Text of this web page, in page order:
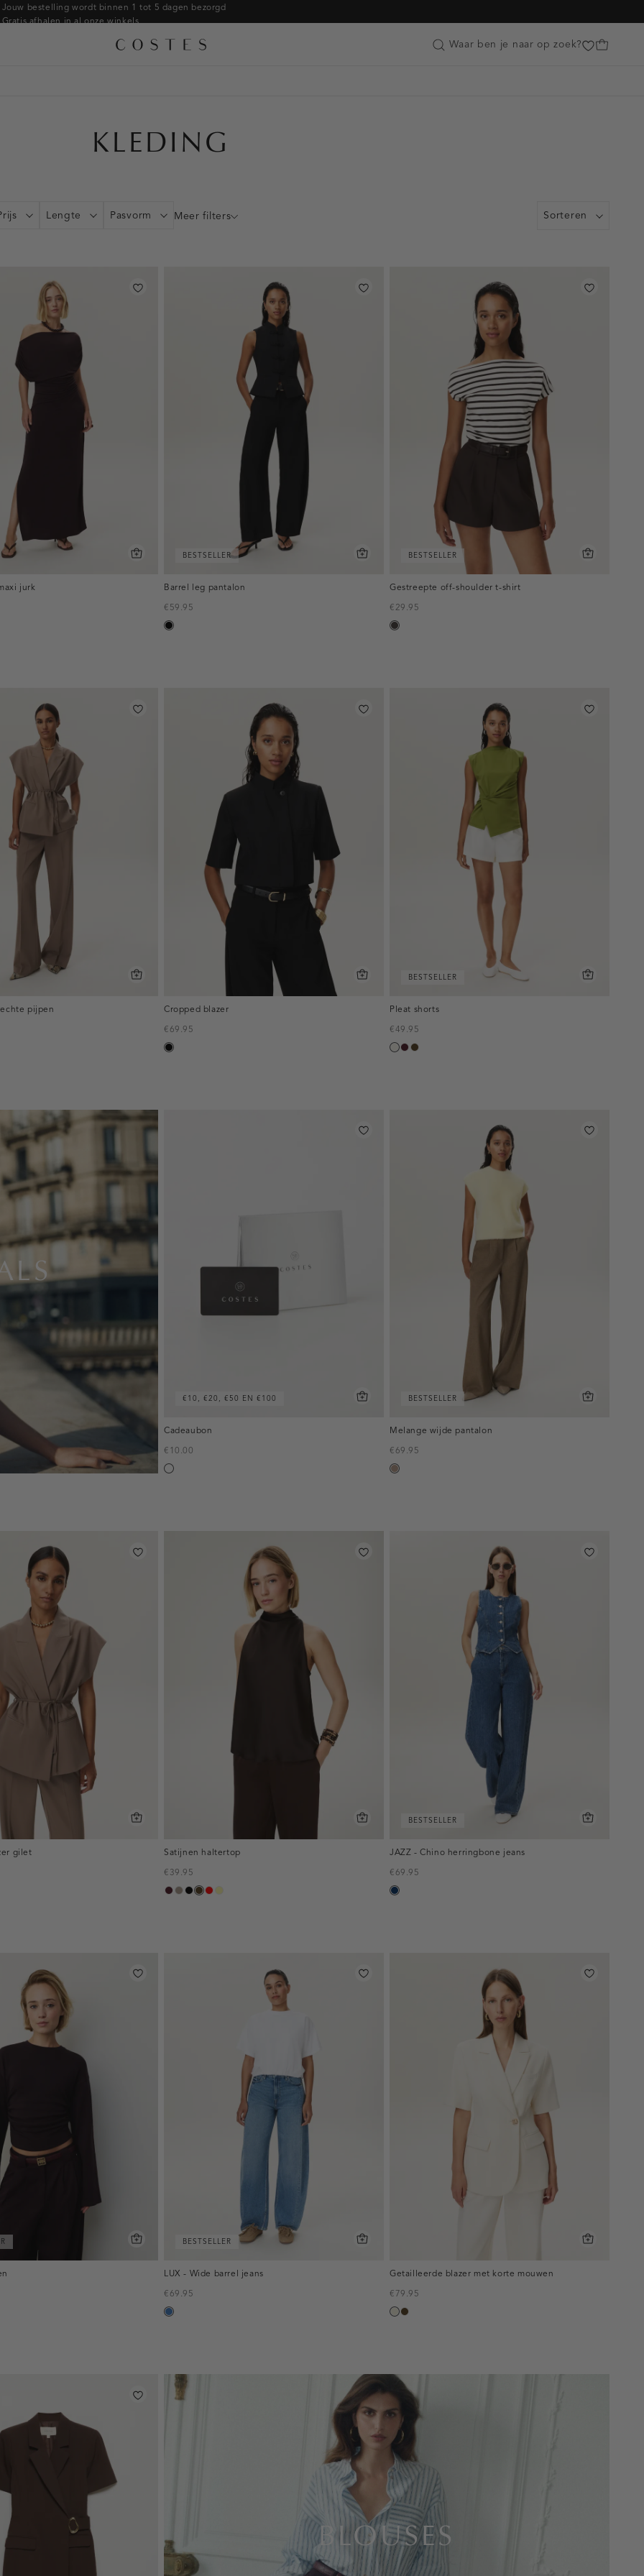
Jouw bestelling wordt binnen 1 tot 5 dagen bezorgd
Gratis afhalen in al onze winkels
Betaal zoals jij wilt: o.a. iDEAL | Wero, Riverty, Apple pay & creditcard
Customer Care
Waar ben je naar op zoek?
Armbanden
Ringen
KLEDING
Lengte Pasvorm Sorteren
Meer filters
jurk
BESTSELLER
Barrel leg pantalon
€59.95
zwart
BESTSELLER
Gestreepte off-shoulder t-shirt
€29.95
choco
pijpen
Cropped blazer
€69.95
zwart
BESTSELLER
Pleat shorts
€49.95
creme,
pruim,
toffee
€10, €20, €50 EN €100
Cadeaubon
€10.00
Silver
BESTSELLER
Melange wijde pantalon
€69.95
taupe,
gilet
Satijnen haltertop
€39.95
pruim,
taupe,
zwart
toffee
roodlichtgeel
BESTSELLER
JAZZ - Chino herringbone jeans
€69.95
blauw,
BESTSELLER
LUX - Wide barrel jeans
€69.95
blauw,
Getailleerde blazer met korte mouwen
€79.95
ecrutoffee
inline-
banner:top
BLOUSES